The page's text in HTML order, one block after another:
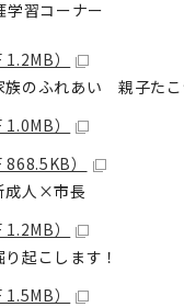
習コーナー
）
族のふれあい 親子た
）
）
人×市長
）
起こします！
）